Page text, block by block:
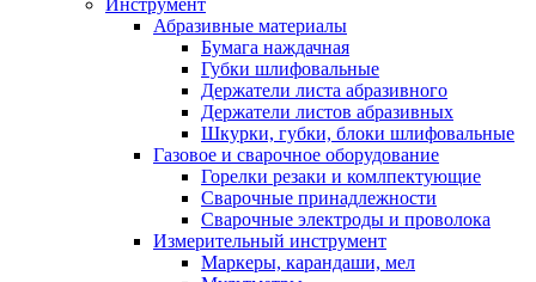
Инструмент
Абразивные материалы
Бумага наждачная
Губки шлифовальные
Держатели листа абразивного
Держатели листов абразивных
Шкурки, губки, блоки шлифовальные
Газовое и сварочное оборудование
Горелки резаки и комлпектующие
Сварочные принадлежности
Сварочные электроды и проволока
Измерительный инструмент
Маркеры, карандаши, мел